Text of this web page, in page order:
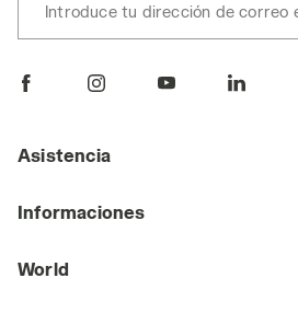
Introduce tu dirección de correo
Asistencia
Informaciones
World